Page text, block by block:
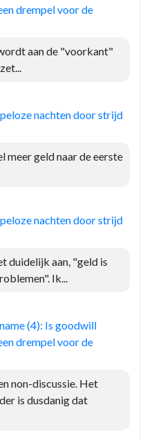
drempel voor de
aan de "voorkant"
nachten door strijd
meer geld naar de eerste
nachten door strijd
duidelijk aan, "geld is
Ik...
(4): Is goodwill
drempel voor de
non-discussie. Het
is dusdanig dat